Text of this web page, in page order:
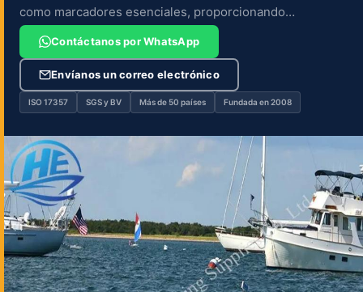
como marcadores esenciales, proporcionando
orientación y seguridad a los navegantes y previniendo
accidentes.
Contáctanos por WhatsApp
Envíanos un correo electrónico
ISO 17357 SGS y BV Más de 50 países Fundada en 2008